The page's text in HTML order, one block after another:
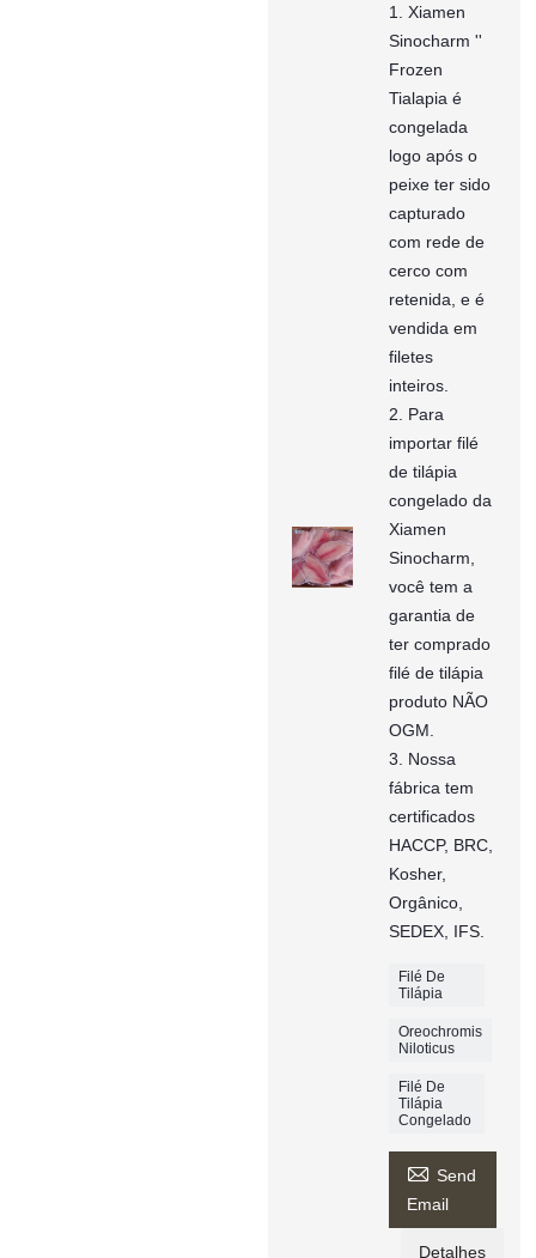
1. Xiamen
Sinocharm ''
Frozen
Tialapia é
congelada
logo após o
peixe ter sido
capturado
com rede de
cerco com
retenida, e é
vendida em
filetes
inteiros.
2. Para
importar filé
de tilápia
congelado da
Xiamen
Sinocharm,
você tem a
garantia de
ter comprado
filé de tilápia
produto NÃO
OGM.
3. Nossa
fábrica tem
certificados
HACCP, BRC,
Kosher,
Orgânico,
SEDEX, IFS.
Filé De
Tilápia
Oreochromis
Niloticus
Filé De
Tilápia
Congelado
 Send
Email
Detalhes